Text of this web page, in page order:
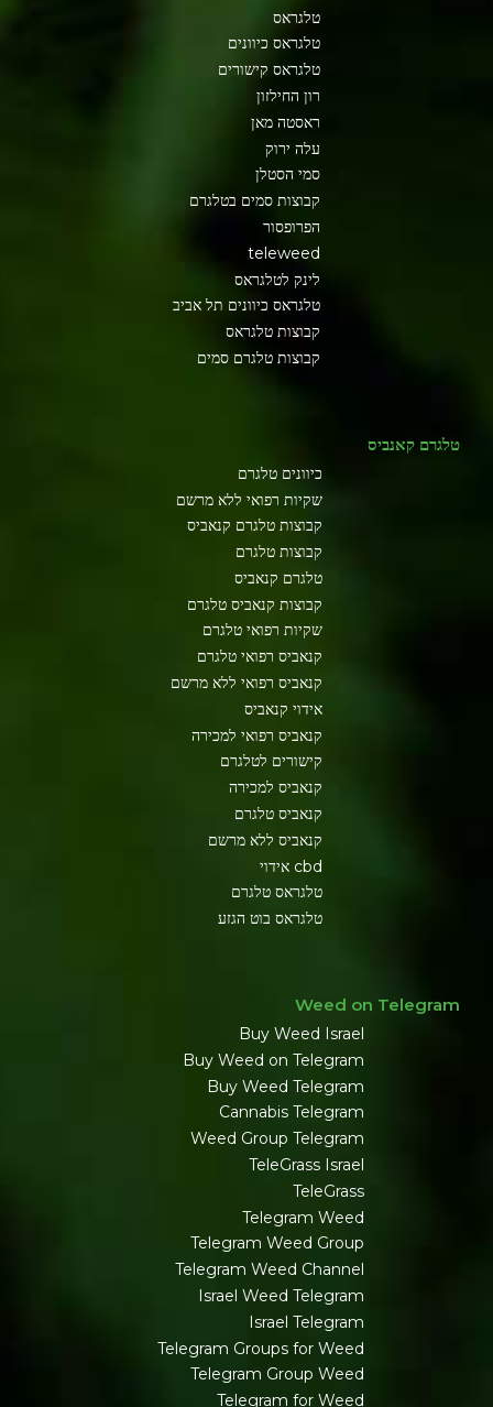
טלגראס
טלגראס כיוונים
טלגראס קישורים
רון החילזון
ראסטה מאן
עלה ירוק
סמי הסטלן
קבוצות סמים בטלגרם
הפרופסור
teleweed
לינק לטלגראס
טלגראס כיוונים תל אביב
קבוצות טלגראס
קבוצות טלגרם סמים
טלגרם קאנביס
כיוונים טלגרם
שקיות רפואי ללא מרשם
קבוצות טלגרם קנאביס
קבוצות טלגרם
טלגרם קנאביס
קבוצות קנאביס טלגרם
שקיות רפואי טלגרם
קנאביס רפואי טלגרם
קנאביס רפואי ללא מרשם
אידוי קנאביס
קנאביס רפואי למכירה
קישורים לטלגרם
קנאביס למכירה
קנאביס טלגרם
קנאביס ללא מרשם
cbd אידוי
טלגראס טלגרם
טלגראס בוט הגזע
Weed on Telegram
Buy Weed Israel
Buy Weed on Telegram
Buy Weed Telegram
Cannabis Telegram
Weed Group Telegram
TeleGrass Israel
TeleGrass
Telegram Weed
Telegram Weed Group
Telegram Weed Channel
Israel Weed Telegram
Israel Telegram
Telegram Groups for Weed
Telegram Group Weed
Telegram for Weed